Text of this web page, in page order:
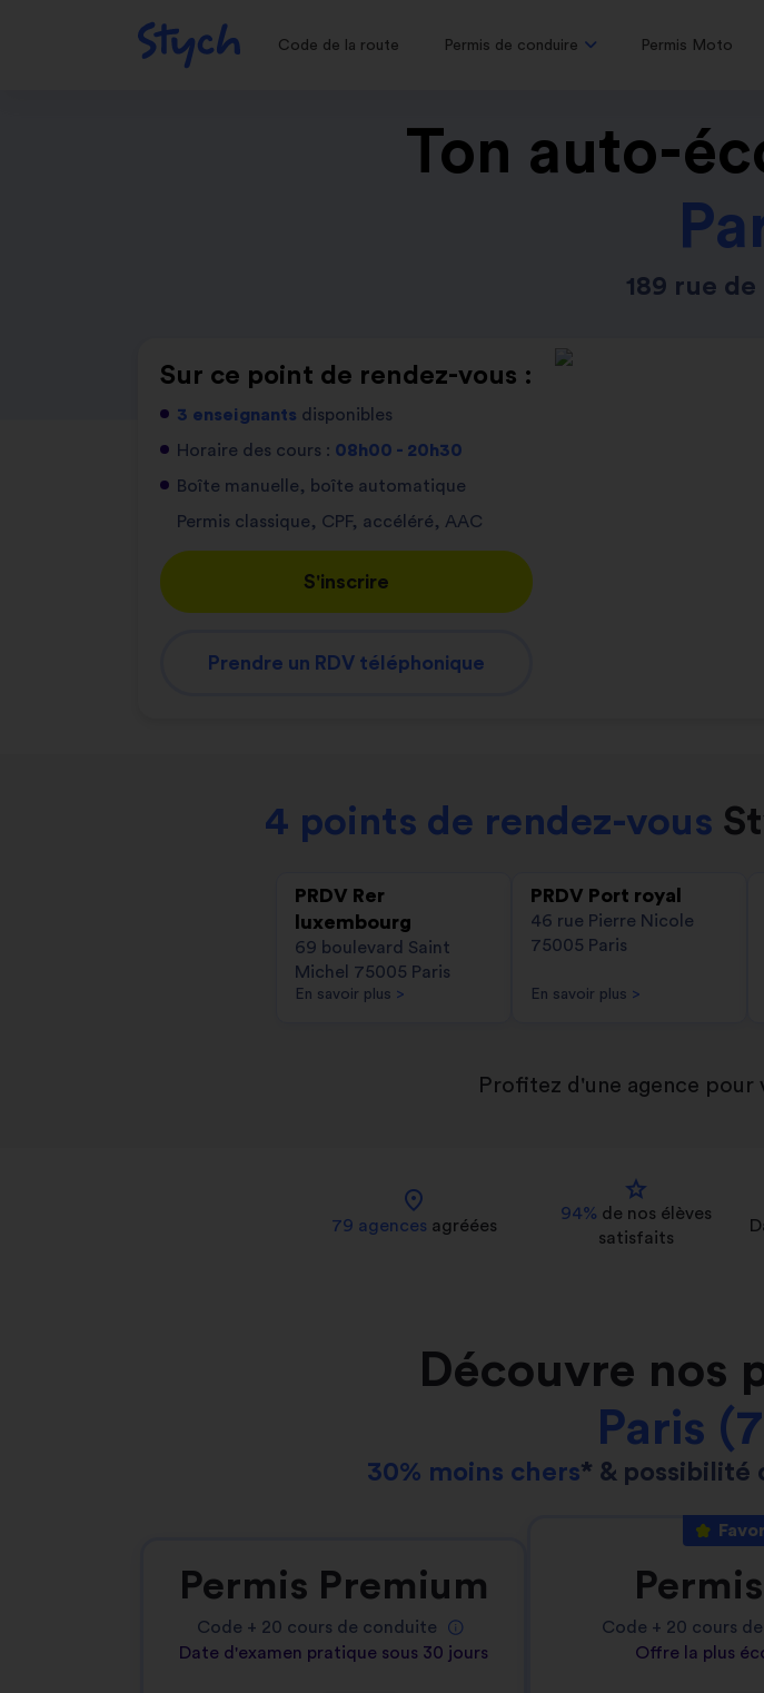
Code de la route Permis de conduire Permis Moto
Ton auto-
189 rue de
Sur ce point de rendez-vous :
3 enseignants disponibles
Horaire des cours : 08h00 - 20h30
Boîte manuelle, boîte automatique
Permis classique, CPF, accéléré, AAC
S'inscrire
Prendre un RDV téléphonique
4 points de rendez-vous
PRDV Rer
luxembourg
69 boulevard Saint
Michel 75005 Paris
En savoir plus >
PRDV Port royal
46 rue Pierre Nicole
75005 Paris
En savoir plus >
Profitez d'une agence pour
location_on
79 agences agréées
star
94% de nos élèves
satisfaits
Découvre nos
Paris
30% moins chers* & possibilité
Permis Premium
Code + 20 cours de conduite
Date d'examen pratique sous 30 jours
Code + 20 cours
Offre la plus